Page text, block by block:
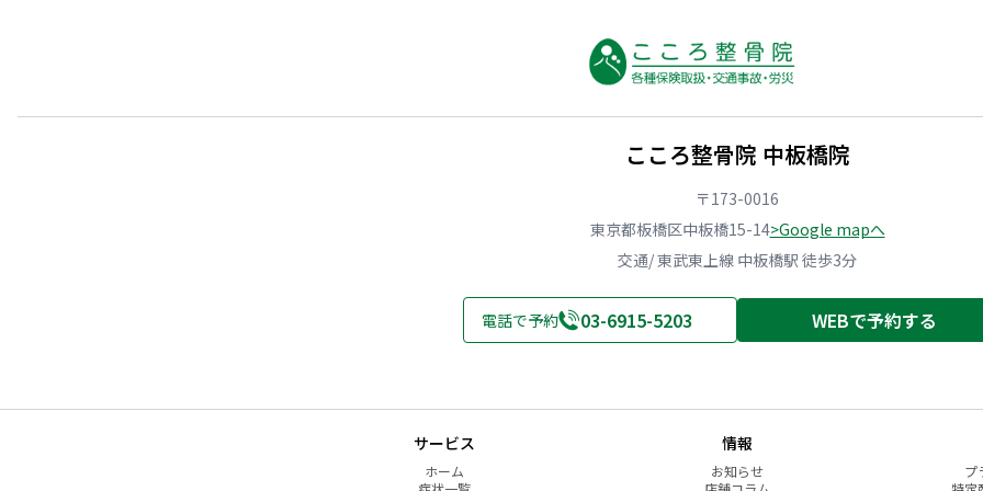
こころ整骨院 中板橋院
〒173-0016
東京都板橋区中板橋15-14>Google mapへ
交通/ 東武東上線 中板橋駅 徒歩3分
電話で予約 03-6915-5203 WEBで予約する
サービス
ホーム
情報
お知らせ
プ